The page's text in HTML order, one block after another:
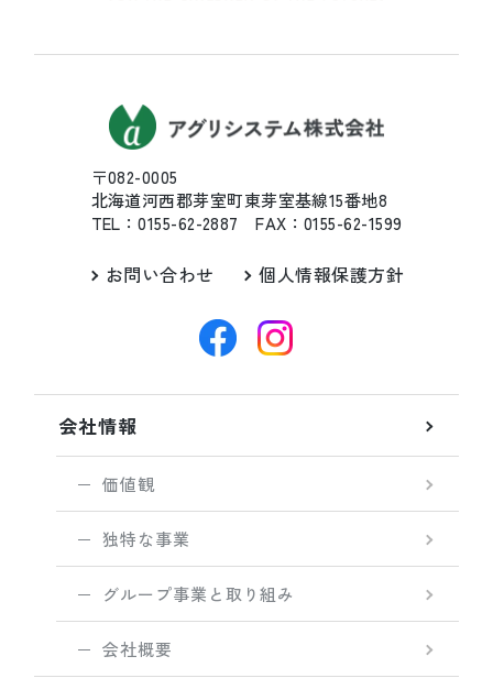
〒082-0005
北海道河西郡芽室町東芽室基線15番地8
TEL：0155-62-2887 FAX：0155-62-1599
お問い合わせ 個人情報保護方針
会社情報
価値観
独特な事業
グループ事業と取り組み
会社概要